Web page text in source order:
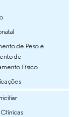
de Peso e
de
Físico